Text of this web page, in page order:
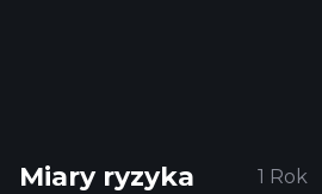
Miary ryzyka 1 Rok